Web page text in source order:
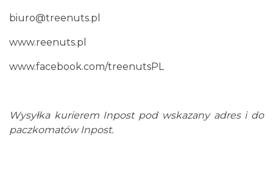
biuro@treenuts.pl
www.reenuts.pl
www.facebook.com/treenutsPL
Wysyłka kurierem Inpost pod wskazany adres i do
paczkomatów Inpost.